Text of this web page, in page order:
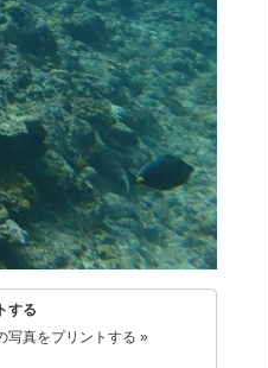
する
写真をプリントする »